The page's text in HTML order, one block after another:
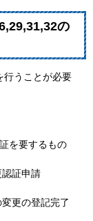
の
行うことが必要
を要するもの
証申請
更の登記完了